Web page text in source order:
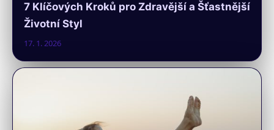
7 Klíčových Kroků pro Zdravější a Šťastnější
Životní Styl
17. 1. 2026